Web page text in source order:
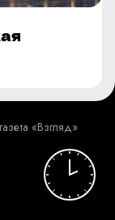
«Взгляд»